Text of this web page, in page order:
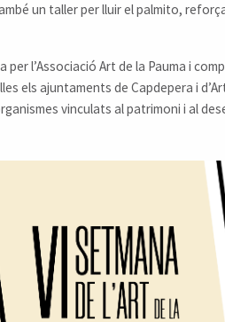
un taller per lluir el palmito,
l’Associació Art de la Pauma i
els ajuntaments de Capdepera i
vinculats al patrimoni i al